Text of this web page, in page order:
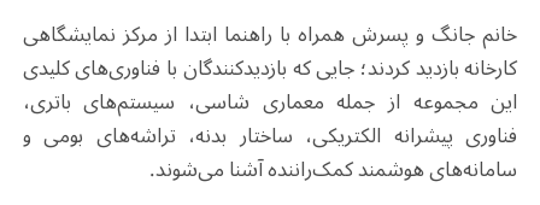
خانم جانگ و پسرش همراه با راهنما ابتدا از مرکز نمایشگاهی
کارخانه بازدید کردند؛ جایی که بازدیدکنندگان با فناوری‌های کلیدی
این مجموعه از جمله معماری شاسی، سیستم‌های باتری،
فناوری پیشرانه الکتریکی، ساختار بدنه، تراشه‌های بومی و
سامانه‌های هوشمند کمک‌راننده آشنا می‌شوند.